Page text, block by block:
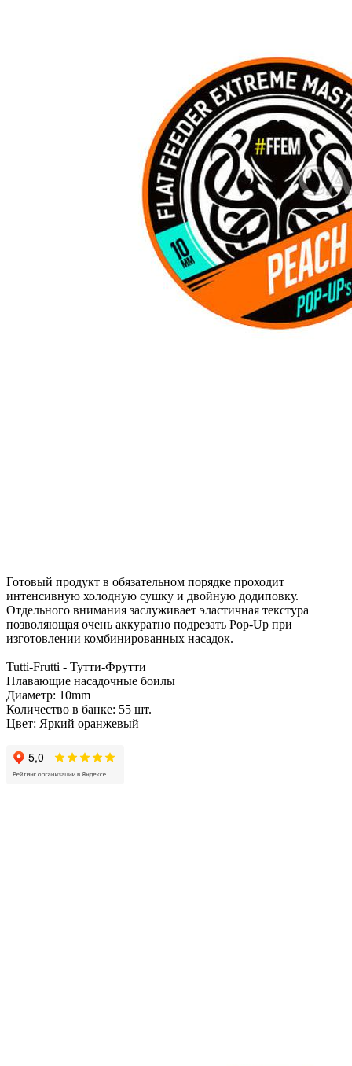
Готовый продукт в обязательном порядке проходит
интенсивную холодную сушку и двойную додиповку.
Отдельного внимания заслуживает эластичная текстура
позволяющая очень аккуратно подрезать Pop-Up при
изготовлении комбинированных насадок.
Tutti-Frutti - Тутти-Фрутти
Плавающие насадочные боилы
Диаметр: 10mm
Количество в банке: 55 шт.
Цвет: Яркий оранжевый